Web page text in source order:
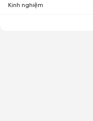
Kinh nghiệm